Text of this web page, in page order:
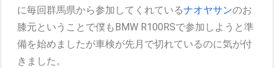
に毎回群馬県から参加してくれているナオヤサンのお
膝元ということで僕もBMW R100RSで参加しようと準
備を始めましたが車検が先月で切れているのに気が付
きました。